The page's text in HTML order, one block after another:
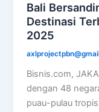
Bali
Destinasi
2025
Bisnis.com,
dengan 48
puau-pulau